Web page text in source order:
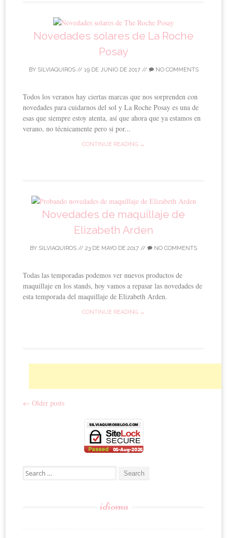
Novedades solares de La Roche
Posay
BY SILVIAQUIROS// 19 DE JUNIO DE 2017// NO COMMENTS
Todos los veranos hay ciertas marcas que nos sorprenden con
novedades para cuidarnos del sol y La Roche Posay es una de
esas que siempre estoy atenta, así que ahora que ya estamos en
verano, no técnicamente pero si por...
CONTINUE READING →
Novedades de maquillaje de
Elizabeth Arden
BY SILVIAQUIROS // 23 DE MAYO DE 2017 // NO COMMENTS
Todas las temporadas podemos ver nuevos productos de
maquillaje en los stands, hoy vamos a repasar las novedades de
esta temporada del maquillaje de Elizabeth Arden.
CONTINUE READING →
Post navigation
← Older posts
Search for:
idioma